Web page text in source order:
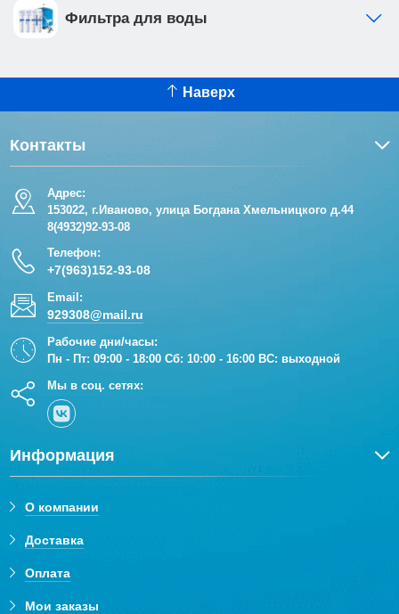
Фильтра для воды
Наверх
Контакты
Адрес:
153022, г.Иваново, улица Богдана Хмельницкого д.44
8(4932)92-93-08
Телефон:
+7(963)152-93-08
Email:
929308@mail.ru
Рабочие дни/часы:
Пн - Пт: 09:00 - 18:00 Сб: 10:00 - 16:00 ВС: выходной
Мы в соц. сетях:
Информация
О компании
Доставка
Оплата
Мои заказы